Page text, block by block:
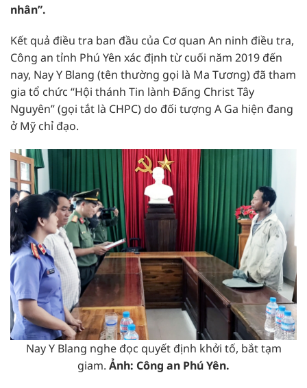
nhân”.
Kết quả điều tra ban đầu của Cơ quan An ninh điều tra,
Công an tỉnh Phú Yên xác định từ cuối năm 2019 đến
nay, Nay Y Blang (tên thường gọi là Ma Tương) đã tham
gia tổ chức “Hội thánh Tin lành Đấng Christ Tây
Nguyên” (gọi tắt là CHPC) do đối tượng A Ga hiện đang
ở Mỹ chỉ đạo.
Nay Y Blang nghe đọc quyết định khởi tố, bắt tạm
giam. Ảnh: Công an Phú Yên.